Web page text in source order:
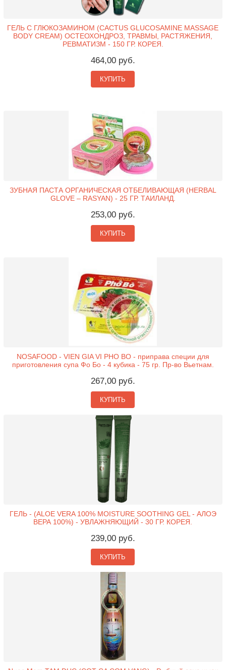
ГЕЛЬ С ГЛЮКОЗАМИНОМ (CACTUS GLUCOSAMINE MASSAGE
BODY CREAM) ОСТЕОХОНДРОЗ, ТРАВМЫ, РАСТЯЖЕНИЯ,
РЕВМАТИЗМ - 150 ГР. КОРЕЯ.
464,00 руб.
КУПИТЬ
ЗУБНАЯ ПАСТА ОРГАНИЧЕСКАЯ ОТБЕЛИВАЮЩАЯ (HERBAL
GLOVE – RASYAN) - 25 ГР. ТАИЛАНД.
253,00 руб.
КУПИТЬ
NOSAFOOD - VIEN GIA VI PHO BO - приправа специи для
приготовления супа Фо Бо - 4 кубика - 75 гр. Пр-во Вьетнам.
267,00 руб.
КУПИТЬ
ГЕЛЬ - (ALOE VERA 100% MOISTURE SOOTHING GEL - АЛОЭ
ВЕРА 100%) - УВЛАЖНЯЮЩИЙ - 30 ГР. КОРЕЯ.
239,00 руб.
КУПИТЬ